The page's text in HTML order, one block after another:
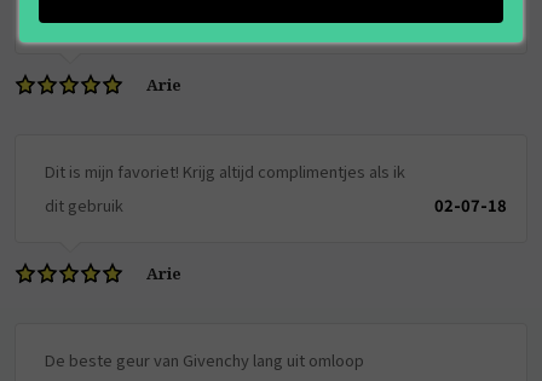
18-11-19
Arie
Dit is mijn favoriet! Krijg altijd complimentjes als ik
dit gebruik
02-07-18
Arie
De beste geur van Givenchy lang uit omloop